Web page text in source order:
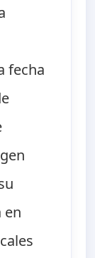
fecha
en